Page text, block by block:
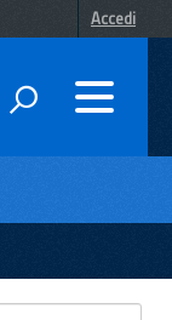
Accedi